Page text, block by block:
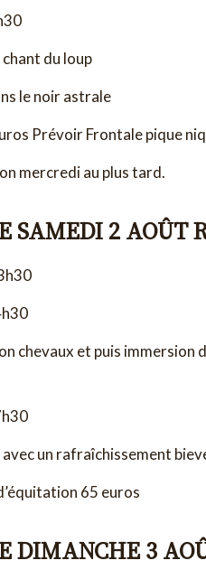
du loup
le noir astrale
Prévoir Frontale pique
mercredi au plus tard.
SAMEDI 2 AOÛT
chevaux et puis
un rafraîchissement
65 euros
DIMANCHE 3